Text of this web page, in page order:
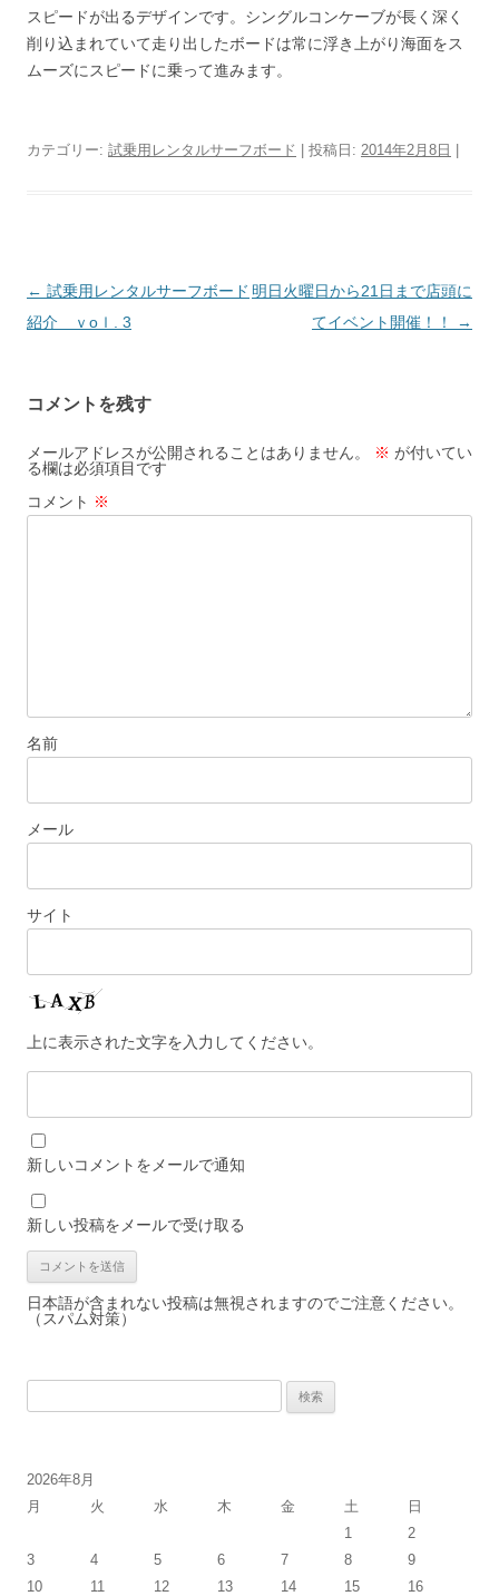
スピードが出るデザインです。シングルコンケーブが長く深く
削り込まれていて走り出したボードは常に浮き上がり海面をス
ムーズにスピードに乗って進みます。
カテゴリー: 試乗用レンタルサーフボード | 投稿日: 2014年2月8日
投
稿
ゲ
ー
シ
ョ
← 試乗用レンタルサーフボード
紹介 ｖoｌ. 3
明日火曜日から21日まで店頭に
てイベント開催！！
→
コメントを残す
メールアドレスが公開されることはありません。 ※ が付いてい
る欄は必須項目です
コメント ※
名前
メール
サイト
上に表示された文字を入力してください。
新しいコメントをメールで通知
新しい投稿をメールで受け取る
日本語が含まれない投稿は無視されますのでご注意ください。
（スパム対策）
2026年8月
月
火 水 木 金 土
日
1
2
3
4 5 6 7 8
9
10
11 12 13 14 15 16